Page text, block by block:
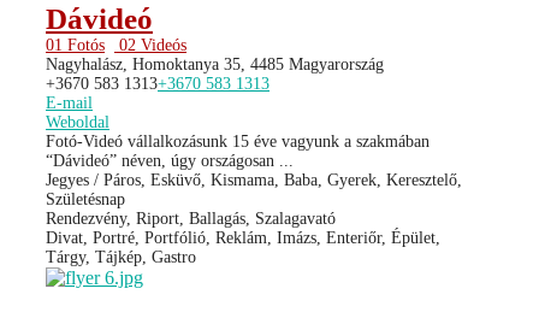
Dávideó
01 Fotós
02 Videós
Nagyhalász, Homoktanya 35, 4485 Magyarország
+3670 583 1313+3670 583 1313
E-mail
Weboldal
Fotó-Videó vállalkozásunk 15 éve vagyunk a szakmában
“Dávideó” néven, úgy országosan ...
Jegyes / Páros, Esküvő, Kismama, Baba, Gyerek, Keresztelő,
Születésnap
Rendezvény, Riport, Ballagás, Szalagavató
Divat, Portré, Portfólió, Reklám, Imázs, Enteriőr, Épület,
Tárgy, Tájkép, Gastro